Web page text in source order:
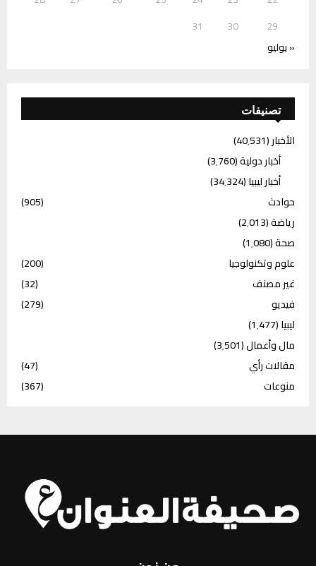
29
30
31
« يوليو
تصنيفات
الأخبار(40٬531)
أخبار دولية(3٬760)
أخبار ليبيا(34٬324)
حوادث
(905)
رياضة(2٬013)
صحة(1٬080)
علوم وتكنولوجيا
(200)
غير مصنف
(32)
فيديو
(279)
ليبيا(1٬477)
مال وأعمال(3٬501)
مقالات رأي
(47)
منوعات
(367)